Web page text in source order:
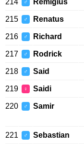
214 ♂ Remigius
215 ♂ Renatus
216 ♂ Richard
217 ♂ Rodrick
218 ♂ Said
219 ♀ Saidi
220 ♂ Samir
221 ♂ Sebastian